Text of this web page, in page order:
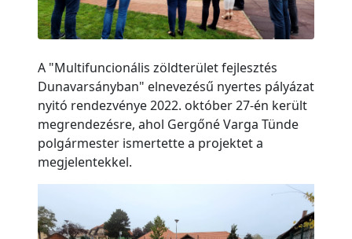
A "Multifuncionális zöldterület fejlesztés
Dunavarsányban" elnevezésű nyertes pályázat
nyitó rendezvénye 2022. október 27-én került
megrendezésre, ahol Gergőné Varga Tünde
polgármester ismertette a projektet a
megjelentekkel.